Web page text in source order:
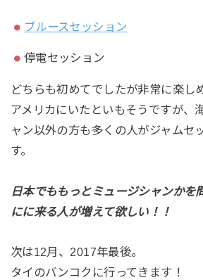
ブルースセッション
停電セッション
どちらも初めてでしたが非常に楽し
アメリカにいたといもそうですが、
ャン以外の方も多くの人がジャムセ
す。
日本でももっとミュージシャンかを
にに来る人が増えて欲しい！！
次は12月、2017年最後。
タイのバンコクに行ってきます！